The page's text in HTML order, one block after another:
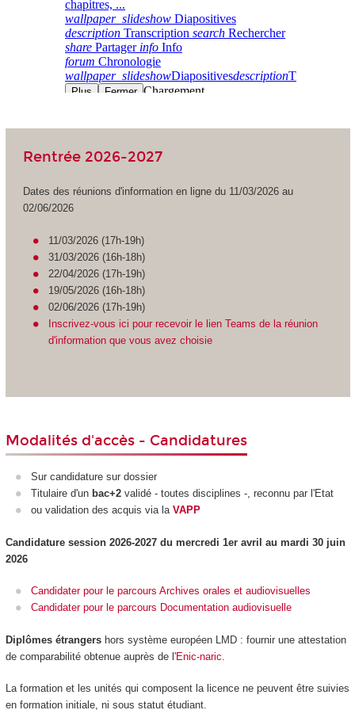
Rentrée 2026-2027
Dates des réunions d'information en ligne du 11/03/2026 au
02/06/2026
11/03/2026 (17h-19h)
31/03/2026 (16h-18h)
22/04/2026 (17h-19h)
19/05/2026 (16h-18h)
02/06/2026 (17h-19h)
Inscrivez-vous ici pour recevoir le lien Teams de la réunion
d'information que vous avez choisie
Modalités d'accès - Candidatures
Sur candidature sur dossier
Titulaire d'un bac+2 validé - toutes disciplines -, reconnu par l'Etat
ou validation des acquis via la VAPP
Candidature session 2026-2027 du mercredi 1er avril au mardi 30 juin
2026
Candidater pour le parcours Archives orales et audiovisuelles
Candidater pour le parcours Documentation audiovisuelle
Diplômes étrangershors système européen LMD: fournir une attestation
de comparabilité obtenue auprès de l'Enic-naric
La formation et les unités qui composent la licence ne peuvent être suivies
en formation initiale, ni sous statut étudiant.